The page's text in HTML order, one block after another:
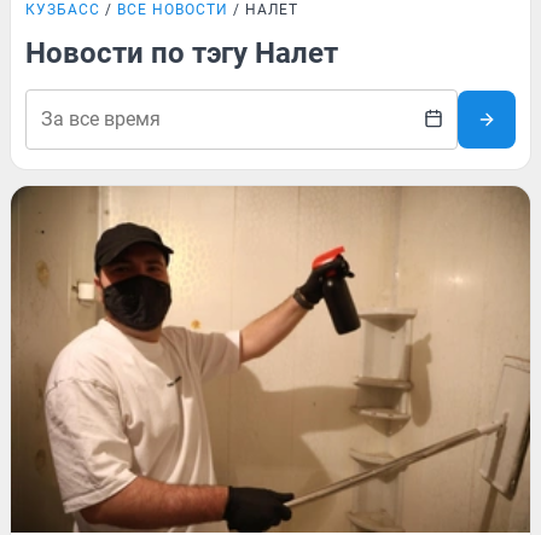
КУЗБАСС ВСЕ НОВОСТИ НАЛЕТ
Новости по тэгу Налет